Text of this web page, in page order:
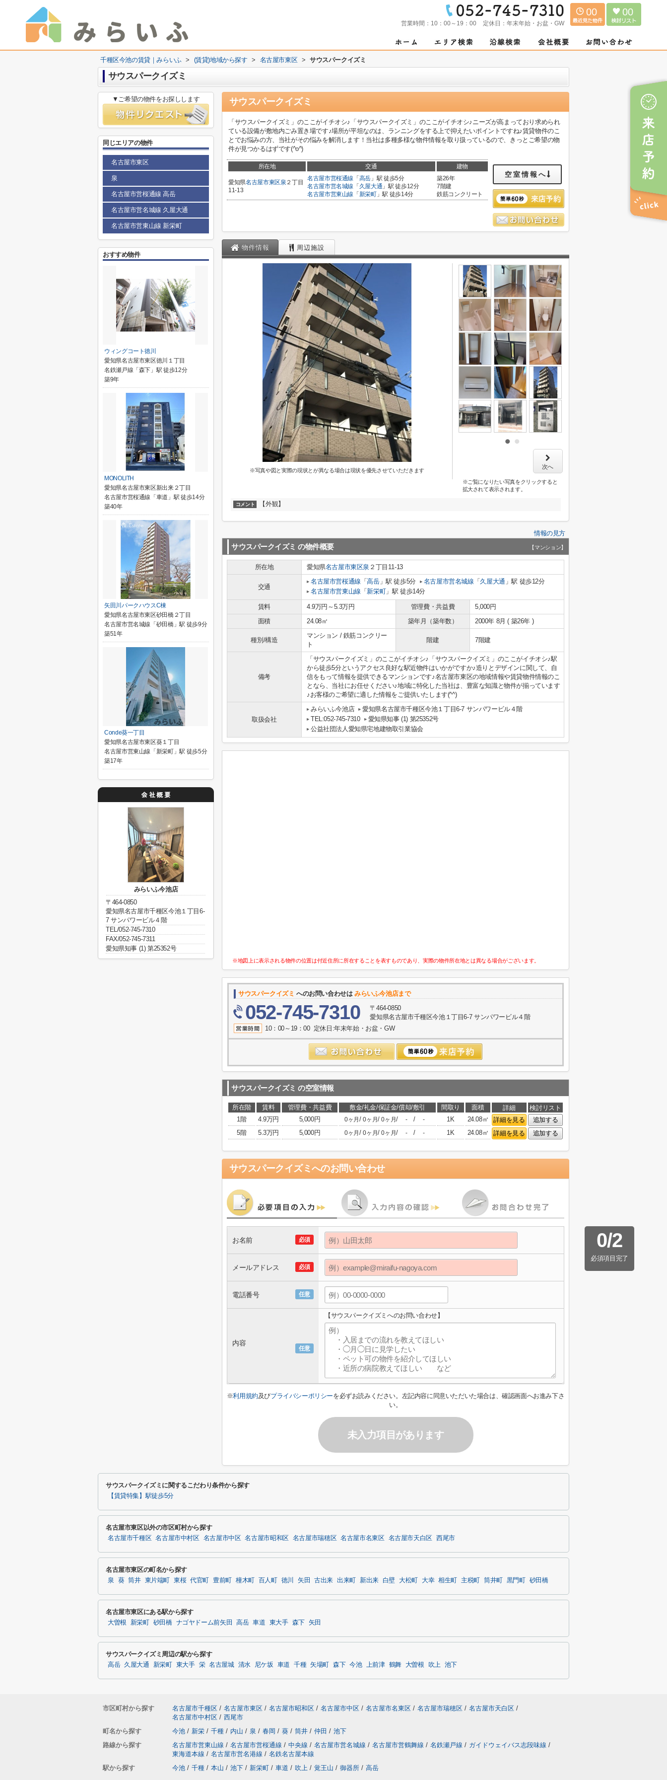
営業時間： 10：00～19：00 定休日： 年末年始・お盆・GW
00 00
千種区今池の賃貸｜みらいふ > (賃貸)地域から探す > 名古屋市東区 > サウスパークイズミ
サウスパークイズミ
サウスパークイズミ
「サウスパークイズミ」のここがイチオシ♪「サウスパークイズミ」のここがイチオシ♪ニーズが高まっており求められ
ている設備が敷地内ごみ置き場です♪場所が平坦なのは、ランニングをする上で抑えたいポイントですね♪賃貸物件のこ
とでお悩みの方、当社がその悩みを解消します！当社は多種多様な物件情報を取り扱っているので、きっとご希望の物
件が見つかるはずです(^o^)
所在地 交通 建物
愛知県名古屋市東区泉 ２丁目
11-13
名古屋市営桜通線 「 高岳 」駅 徒歩5分
名古屋市営名城線 「 久屋大通 」駅 徒歩12分
名古屋市営東山線 「 新栄町」駅 徒歩14分
築26年
7階建
鉄筋コンクリート
空室情報へ
物件情報 周辺施設
※写真や図と実際の現状とが異なる場合は現状を優先させていただきます 次へ
※ご覧になりたい写真をクリックすると
拡大されて表示されます。
コメント 【外観】
情報の見方
サウスパークイズミ の物件概要 【マンション】
所在地 愛知県名古屋市東区泉 ２丁目11-13
交通
名古屋市営桜通線 「高岳」駅 徒歩5分 名古屋市営名城線 「 久屋大通 」駅 徒歩12分
名古屋市営東山線 「 新栄町」駅 徒歩14分
賃料 4.9万円～5.3万円 管理費・共益費
5,000円
面積
24.08㎡ 築年月（築年数） 2000年 8月 ( 築26年 )
種別/構造
マンション / 鉄筋コンクリー
ト
階建 7階建
備考
「サウスパークイズミ」のここがイチオシ♪「サウスパークイズミ」のここがイチオシ♪駅
から徒歩5分というアクセス良好な駅近物件はいかがですか♪造りとデザインに関して、自
信をもって情報を提供できるマンションです♪名古屋市東区の地域情報や賃貸物件情報のこ
となら、当社にお任せください♪地域に特化した当社は、豊富な知識と物件が揃っています
♪お客様のご希望に適した情報をご提供いたします(^^)
取扱会社
みらいふ今池店
愛知県名古屋市千種区今池１丁目6-7 サンパワービル４階
TEL:052-745-7310
愛知県知事 (1) 第25352号
公益社団法人愛知県宅地建物取引業協会
※地図上に表示される物件の位置は付近住所に所在することを表すものであり、実際の物件所在地とは異なる場合がございます。
サウスパークイズミ へのお問い合わせはみらいふ今池店まで
052-745-7310
〒464-0850
愛知県名古屋市千種区今池１丁目6-7 サンパワービル４階
10：00～19：00 定休日:年末年始・お盆・GW
サウスパークイズミ の空室情報
所在階 賃料 管理費・共益費 敷金/礼金/保証金/償却/敷引 間取り 面積 詳細
検討リスト
1階
4.9万円 5,000円 0ヶ月/0ヶ月/0ヶ月/ - / - 1K 24.08㎡ 詳細を見る
追加する
5階
5.3万円 5,000円 0ヶ月/0ヶ月/0ヶ月/ - / - 1K 24.08㎡ 詳細を見る 追加する
サウスパークイズミへのお問い合わせ
0/2
必須項目完了
必須
お名前
必須
メールアドレス
任意
電話番号
任意
内容
【サウスパークイズミへのお問い合わせ】
※利用規約及びプライバシーポリシーを必ずお読みください。左記内容に同意いただいた場合は、確認画面へお進み下さ
い。
未入力項目があります
▼ご希望の物件をお探しします
同じエリアの物件
名古屋市東区
泉
名古屋市営桜通線 高岳
名古屋市営名城線 久屋大通
名古屋市営東山線 新栄町
おすすめ物件
ウィングコート徳川
愛知県名古屋市東区徳川１丁目
名鉄瀬戸線「森下」駅 徒歩12分
築9年
MONOLITH
愛知県名古屋市東区新出来２丁目
名古屋市営桜通線「車道」駅 徒歩14分
築40年
矢田川パークハウスC棟
愛知県名古屋市東区砂田橋２丁目
名古屋市営名城線「砂田橋」駅 徒歩9分
築51年
Conde葵一丁目
愛知県名古屋市東区葵１丁目
名古屋市営東山線「新栄町」駅 徒歩5分
築17年
みらいふ今池店
〒464-0850
愛知県名古屋市千種区今池１丁目6-
7 サンパワービル４階
TEL/052-745-7310
FAX/052-745-7311
愛知県知事 (1) 第25352号
サウスパークイズミに関するこだわり条件から探す
【賃貸特集】駅徒歩5分
名古屋市東区以外の市区町村から探す
名古屋市千種区 名古屋市中村区 名古屋市中区 名古屋市昭和区 名古屋市瑞穂区 名古屋市名東区 名古屋市天白区 西尾市
名古屋市東区の町名から探す
泉 葵 筒井 東片端町 東桜 代官町 豊前町 橦木町 百人町 徳川 矢田 古出来 出来町 新出来 白壁 大松町 大幸 相生町 主税町 筒井町 黒門町 砂田橋
名古屋市東区にある駅から探す
大曽根 新栄町 砂田橋 ナゴヤドーム前矢田 高岳 車道 東大手 森下 矢田
サウスパークイズミ周辺の駅から探す
高岳 久屋大通 新栄町 東大手 栄 名古屋城 清水 尼ケ坂 車道 千種 矢場町 森下 今池 上前津 鶴舞 大曽根 吹上 池下
市区町村から探す 名古屋市千種区 / 名古屋市東区 / 名古屋市昭和区 / 名古屋市中区 / 名古屋市名東区 / 名古屋市瑞穂区 / 名古屋市天白区 /
名古屋市中村区 / 西尾市
町名から探す
今池 / 新栄 / 千種 / 内山 / 泉 / 春岡 / 葵 / 筒井 / 仲田 / 池下
路線から探す
名古屋市営東山線 / 名古屋市営桜通線 / 中央線 / 名古屋市営名城線 / 名古屋市営鶴舞線 / 名鉄瀬戸線 / ガイドウェイバス志段味線 /
東海道本線 / 名古屋市営名港線 / 名鉄名古屋本線
駅から探す
今池 / 千種 / 本山 / 池下 / 新栄町 / 車道 / 吹上 / 覚王山 / 御器所 / 高岳